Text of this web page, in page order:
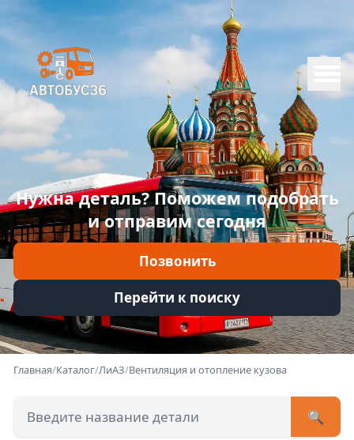
Нужна деталь? Поможем подобрать
и отправим сегодня
Позвонить
Перейти к поиску
Меню
Главная
Каталог
Марки
Информация
Главная/Каталог/ЛиАЗ/Вентиляция и отопление кузова
🔍